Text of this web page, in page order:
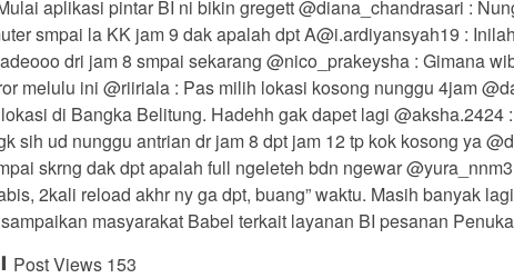
aplikasi pintar BI ni bikin gregett @diana_chandrasari :
smpai la KK jam 9 dak apalah dpt A@i.ardiyansyah19 :
dri jam 8 smpai sekarang @nico_prakeysha : Gimana
melulu ini @riiriala : Pas milih lokasi kosong nunggu 4jam
di Bangka Belitung. Hadehh gak dapet lagi @aksha.2424
sih ud nunggu antrian dr jam 8 dpt jam 12 tp kok kosong ya
skrng dak dpt apalah full ngeleteh bdn ngewar
2kali reload akhr ny ga dpt, buang” waktu. Masih banyak
masyarakat Babel terkait layanan BI pesanan
Post Views 153